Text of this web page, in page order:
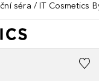
séra IT Cosmetics